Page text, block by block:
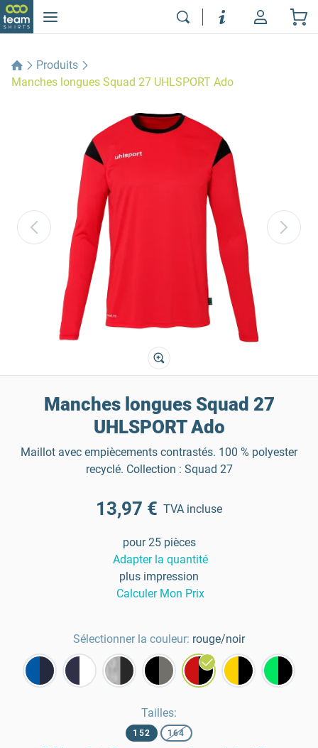
Produits
Manches longues Squad 27 UHLSPORT Ado
Manches longues Squad 27
UHLSPORT Ado
Maillot avec empiècements contrastés. 100 % polyester
recyclé. Collection : Squad 27
13,97 € TVA incluse
pour 25 pièces
Adapter la quantité
plus impression
Calculer Mon Prix
Sélectionner la couleur: rouge/noir
Tailles:
152 164